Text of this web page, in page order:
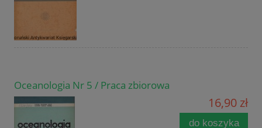
Oceanologia Nr 5 / Praca zbiorowa
16,90 zł
do koszyka